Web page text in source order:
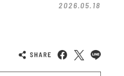
2026.05.18